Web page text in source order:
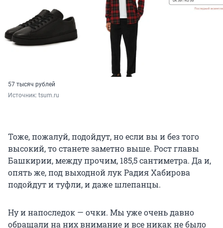
57 тысяч рублей
Источник: tsum.ru
Тоже, пожалуй, подойдут, но если вы и без того
высокий, то станете заметно выше. Рост главы
Башкирии, между прочим, 185,5 сантиметра. Да и,
опять же, под выходной лук Радия Хабирова
подойдут и туфли, и даже шлепанцы.
Ну и напоследок — очки. Мы уже очень давно
обращали на них внимание и все никак не было